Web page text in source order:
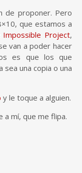
de proponer. Pero
que estamos a
Impossible Project,
van a poder hacer
es que los que
sea una copia o una
y le toque a alguien.
a mí, que me flipa.